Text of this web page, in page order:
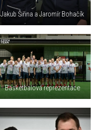
Jakub Šiřina a Jaromír Bohačík
Basketbalová reprezentace